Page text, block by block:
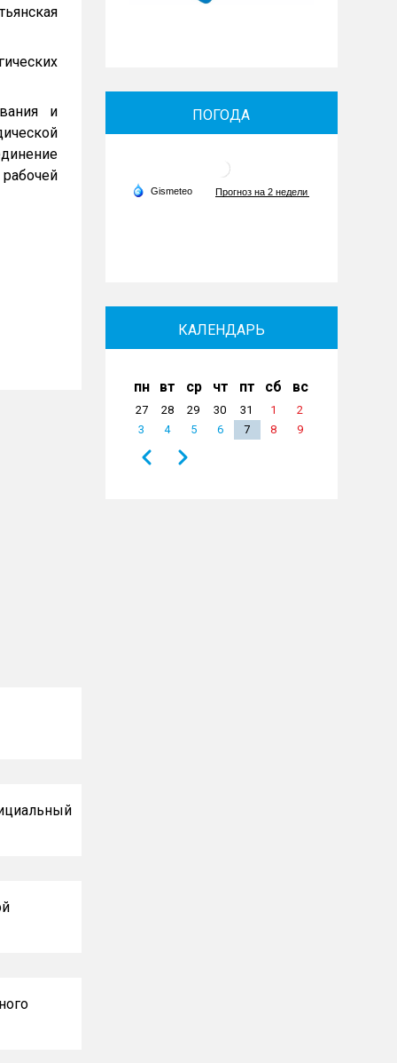
и
ПОГОДА
КАЛЕНДАРЬ
пн вт ср чт пт сб вс
27 28 29 30 31 1
2
3
4 5 6 7 8 9
Назад Вперёд